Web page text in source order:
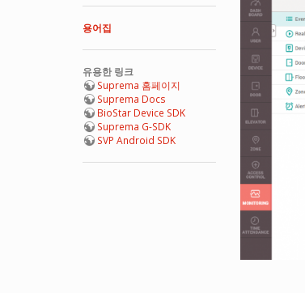
용어집
유용한 링크
Suprema 홈페이지
Suprema Docs
BioStar Device SDK
Suprema G-SDK
SVP Android SDK